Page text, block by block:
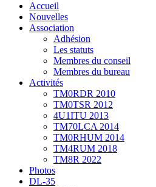
Accueil
Nouvelles
Association
Adhésion
Les statuts
Membres du conseil
Membres du bureau
Activités
TM0RDR 2010
TM0TSR 2012
4U1ITU 2013
TM70LCA 2014
TM0RHUM 2014
TM4RUM 2018
TM8R 2022
Photos
DL-35